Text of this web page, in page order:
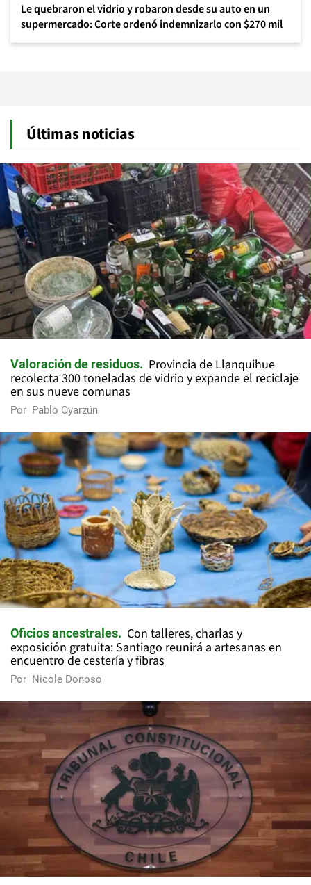
Le quebraron el vidrio y robaron desde su auto en un
supermercado: Corte ordenó indemnizarlo con $270 mil
Últimas noticias
Valoración de residuos
Provincia de Llanquihue
recolecta 300 toneladas de vidrio y expande el reciclaje
en sus nueve comunas
Por Pablo Oyarzún
Oficios ancestrales
Con talleres, charlas y
exposición gratuita: Santiago reunirá a artesanas en
encuentro de cestería y fibras
Por Nicole Donoso